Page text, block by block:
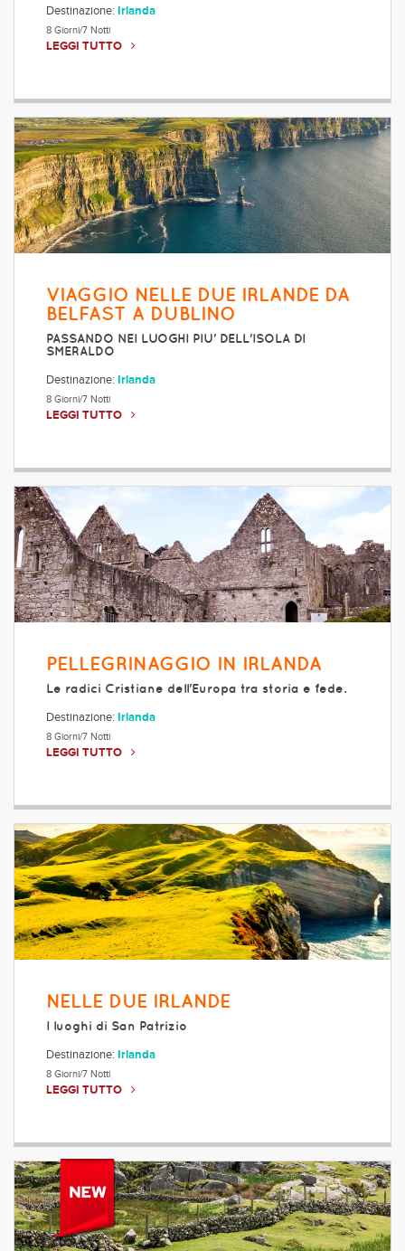
Destinazione: Irlanda
8 Giorni/7 Notti
LEGGI TUTTO
VIAGGIO NELLE DUE IRLANDE DA
BELFAST A DUBLINO
PASSANDO NEI LUOGHI PIU' DELL'ISOLA DI
SMERALDO
Destinazione: Irlanda
8 Giorni/7 Notti
LEGGI TUTTO
PELLEGRINAGGIO IN IRLANDA
Le radici Cristiane dell'Europa tra storia e fede.
Destinazione: Irlanda
8 Giorni/7 Notti
LEGGI TUTTO
NELLE DUE IRLANDE
I luoghi di San Patrizio
Destinazione: Irlanda
8 Giorni/7 Notti
LEGGI TUTTO